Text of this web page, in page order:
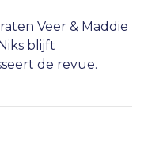
Veer & Maddie
blijft
de revue.